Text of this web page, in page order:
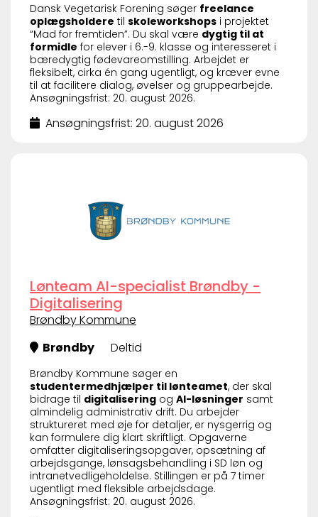
Dansk Vegetarisk Forening søger freelance
oplægsholdere til skoleworkshops i projektet
“Mad for fremtiden”. Du skal være dygtig til at
formidle for elever i 6.-9. klasse og interesseret i
bæredygtig fødevareomstilling. Arbejdet er
fleksibelt, cirka én gang ugentligt, og kræver evne
til at facilitere dialog, øvelser og gruppearbejde.
Ansøgningsfrist: 20. august 2026.
Ansøgningsfrist: 20. august 2026
Lønteam AI-specialist Brøndby -
Digitalisering
Brøndby Kommune
Brøndby
Deltid
Brøndby Kommune søger en
studentermedhjælper til lønteamet, der skal
bidrage til digitalisering og AI-løsninger samt
almindelig administrativ drift. Du arbejder
struktureret med øje for detaljer, er nysgerrig og
kan formulere dig klart skriftligt. Opgaverne
omfatter digitaliseringsopgaver, opsætning af
arbejdsgange, lønsagsbehandling i SD løn og
intranetvedligeholdelse. Stillingen er på 7 timer
ugentligt med fleksible arbejdsdage.
Ansøgningsfrist: 20. august 2026.